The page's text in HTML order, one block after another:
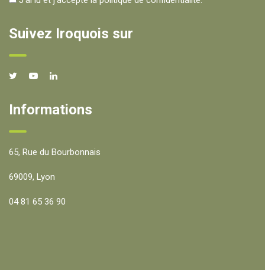
Suivez Iroquois sur
Informations
65, Rue du Bourbonnais
69009, Lyon
04 81 65 36 90